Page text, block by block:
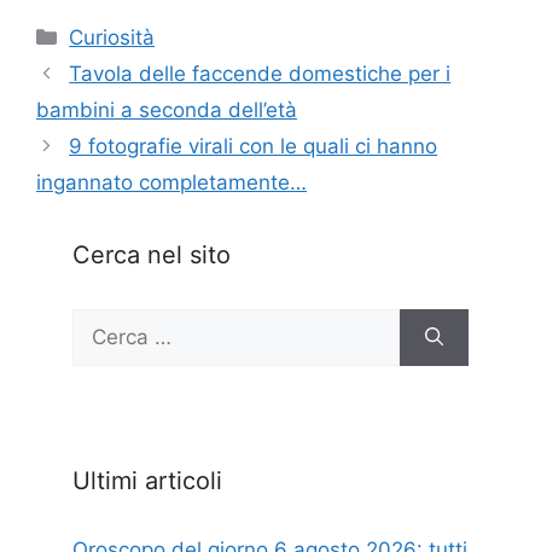
Categorie
Curiosità
Tavola delle faccende domestiche per i
bambini a seconda dell’età
9 fotografie virali con le quali ci hanno
ingannato completamente…
Cerca nel sito
per:
Ultimi articoli